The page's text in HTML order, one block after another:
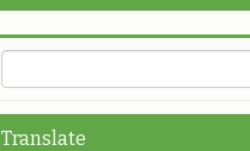
Translate